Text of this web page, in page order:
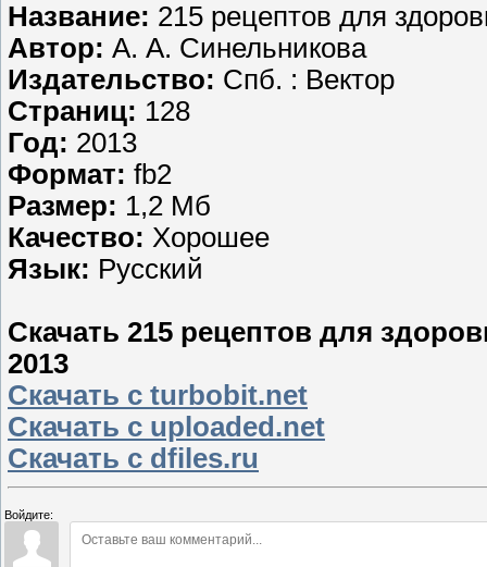
Название: 215 рецептов для
Автор: А. А. Синельникова
Издательство: Спб. : Вектор
Страниц: 128
Год: 2013
Формат: fb2
Размер: 1,2 Мб
Качество: Хорошее
Язык: Русский
Скачать 215 рецептов для
2013
Скачать с turbobit.net
Скачать с uploaded.net
Скачать с dfiles.ru
Войдите: